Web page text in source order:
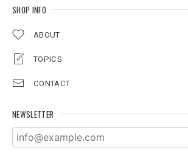
SHOP INFO
ABOUT
TOPICS
CONTACT
NEWSLETTER